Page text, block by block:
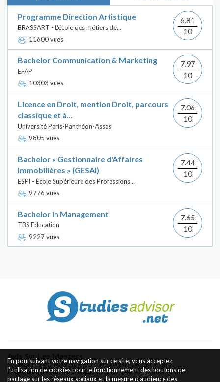
Programme Direction Artistique
BRASSART - L'école des métiers de...
11600 vues
6.81
10
Bachelor Communication & Marketing
EFAP
10303 vues
7.97
10
Licence en Droit, mention Droit, parcours
classique et à...
Université Paris-Panthéon-Assas
9805 vues
7.06
10
Bachelor « Gestionnaire d'Affaires
Immobilières » (GESAI)
ESPI - École Supérieure des Professions...
9776 vues
7.44
10
Bachelor in Management
TBS Education
9227 vues
7.65
10
Classement des Écoles
En poursuivant votre navigation sur ce site, vous acceptez
l'utilisation de cookies pour le fonctionnement des boutons de
partage sur les réseaux sociaux et la mesure d'audience des